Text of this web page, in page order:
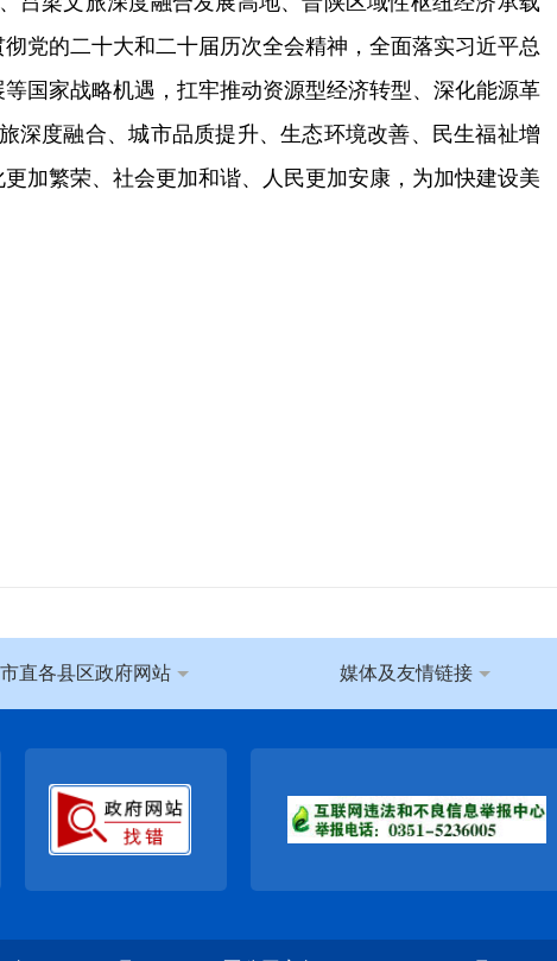
党的二十大和二十届历次全会精神 ， 全面落实习近平总
国家战略机遇， 扛牢推动资源型经济转型、深化能源革
深度融合、城市品质提升、生态环境改善、民生福祉增
加繁荣、社会更加和谐、人民更加安康 ， 为加快建设美
直各县区政府网站 媒体及友情链接